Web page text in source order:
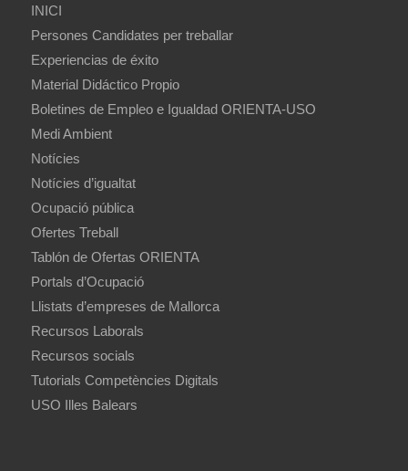
INICI
Persones Candidates per treballar
Experiencias de éxito
Material Didáctico Propio
Boletines de Empleo e Igualdad ORIENTA-USO
Medi Ambient
Notícies
Notícies d’igualtat
Ocupació pública
Ofertes Treball
Tablón de Ofertas ORIENTA
Portals d’Ocupació
Llistats d’empreses de Mallorca
Recursos Laborals
Recursos socials
Tutorials Competències Digitals
USO Illes Balears